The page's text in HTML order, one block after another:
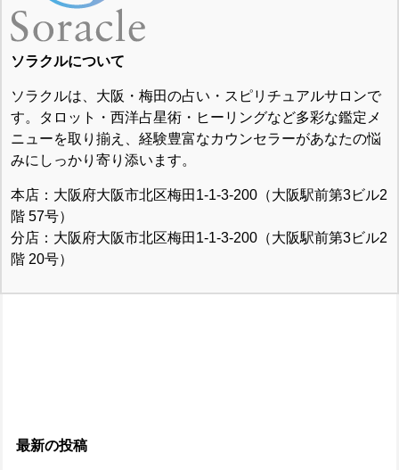
ソラクルについて
ソラクルは、大阪・梅田の占い・スピリチュアルサロンで
す。タロット・西洋占星術・ヒーリングなど多彩な鑑定メ
ニューを取り揃え、経験豊富なカウンセラーがあなたの悩
みにしっかり寄り添います。
本店：大阪府大阪市北区梅田1-1-3-200（大阪駅前第3ビル2
階 57号）
分店：大阪府大阪市北区梅田1-1-3-200（大阪駅前第3ビル2
階 20号）
最新の投稿